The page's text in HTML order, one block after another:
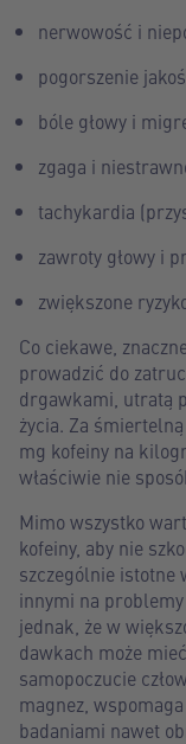
nerwowość i
pogorszenie
bóle głowy i
zgaga i
tachykardia
zawroty głowy i
zwiększone
Co ciekawe,
prowadzić do
drgawkami, utratą
życia. Za
mg kofeiny na
właściwie nie
Mimo wszystko
kofeiny, aby nie
szczególnie istotne
innymi na
jednak, że w
dawkach może
samopoczucie
magnez,
badaniami nawet